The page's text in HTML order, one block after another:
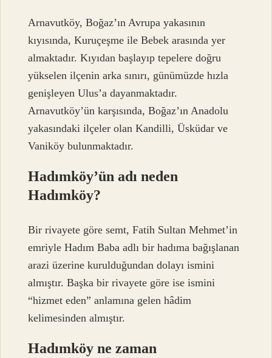
Arnavutköy, Boğaz’ın Avrupa yakasının
kıyısında, Kuruçeşme ile Bebek arasında yer
almaktadır. Kıyıdan başlayıp tepelere doğru
yükselen ilçenin arka sınırı, günümüzde hızla
genişleyen Ulus’a dayanmaktadır.
Arnavutköy’ün karşısında, Boğaz’ın Anadolu
yakasındaki ilçeler olan Kandilli, Üsküdar ve
Vaniköy bulunmaktadır.
Hadımköy’ün adı neden
Hadımköy?
Bir rivayete göre semt, Fatih Sultan Mehmet’in
emriyle Hadım Baba adlı bir hadıma bağışlanan
arazi üzerine kurulduğundan dolayı ismini
almıştır. Başka bir rivayete göre ise ismini
“hizmet eden” anlamına gelen hâdim
kelimesinden almıştır.
Hadımköy ne zaman